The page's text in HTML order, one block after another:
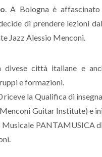
. A Bologna è
di prendere lezioni
Jazz Alessio Menconi.
divese città italiane e
e formazioni.
riceve la Qualifica di
Guitar Institute) e
Musicale PANTAMUSICA